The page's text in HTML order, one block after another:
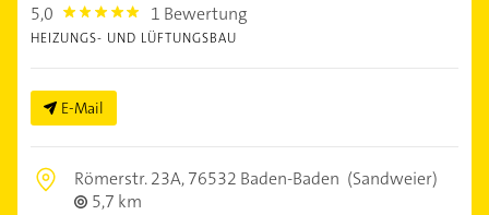
5,0 5.0 1 Bewertung
HEIZUNGS- UND LÜFTUNGSBAU
E-Mail
Römerstr. 23A,76532 Baden-Baden (Sandweier)
5,7 km